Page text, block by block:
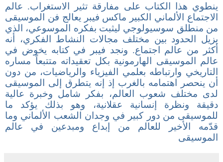
ينطوي هذا الكتاب على مفارقة تثير الاستغراب. عالم
الاجتماع الألماني الكبير ماكس فيبر يعالج فن الموسيقى
من منطلق سوسيولوجي ليثبت بفكره الموسوعي، الذي
يزيل الحدود بين مختلف مجالات النشاط الفكري، أنه
أكثر من عالم اجتماع. ونجد فيبر في كتابه يخوض في
عالم الموسيقى الهارمونية بكل تعقيداته متتبعاً مساره
التاريخي وارتباطه بعلمي الفيزياء والرياضيات، من دون
أن ينحصر اهتمامه بالغرب إذ إنه يتطرق إلى الموسيقى
لدى مختلف شعوب العالم، بفكر شامل وخبرة عالية
دقيقة ونظرة إنسانية عقلانية، وهو بذلك يؤكد ما
للموسيقى من دور كبير في وجدان الشعب الألماني وما
قدّمه الأخير للعالم من إبداع ومبدعين في عالم
الموسيقى